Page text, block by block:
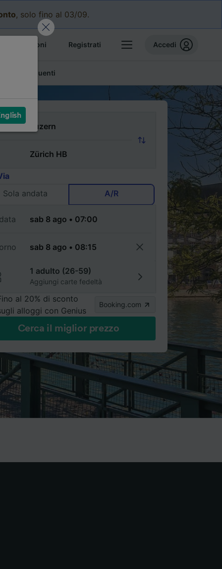
, solo fino al 03/09.
prenotazioni Registrati Accedi
frequenti
Sola andata
A/R
1 adulto (26-59)
Aggiungi carte fedeltà
al 20% di sconto
alloggi con Genius
Booking.com
Cerca il miglior prezzo